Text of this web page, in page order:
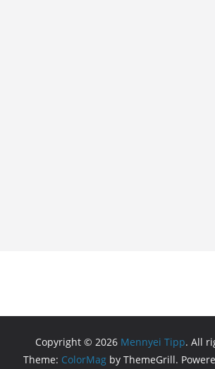
Copyright © 2026 Mennyei Tipp. All
Theme: ColorMag by ThemeGrill.